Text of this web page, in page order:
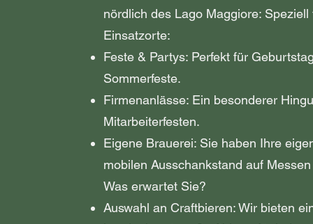
nördlich des Lago Maggiore:
Einsatzorte:
Feste & Partys: Perfekt für
Sommerfeste.
Firmenanlässe: Ein besonderer
Mitarbeiterfesten.
Eigene Brauerei: Sie haben Ihre
mobilen Ausschankstand auf
Was erwartet Sie?
Auswahl an Craftbieren: Wir bieten